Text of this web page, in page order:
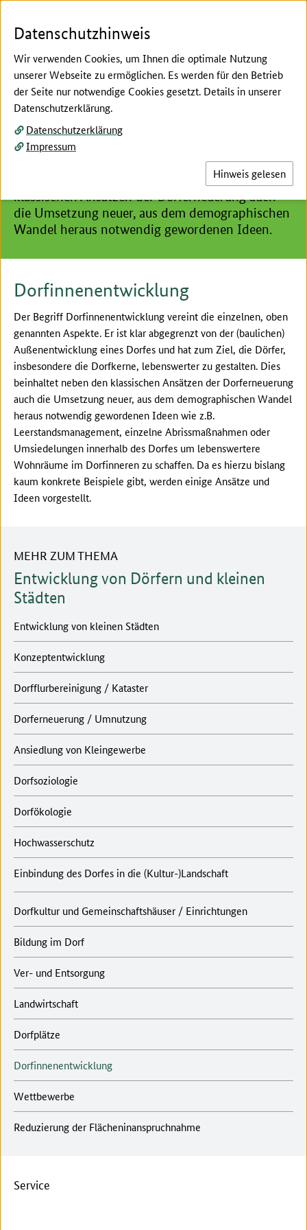
Menü
Hier beginnt der Hauptinhalt dieser Seite
Dorfinnenentwicklung
Entwicklung von Dörfern und kleinen Städten
Dorfinnenentwicklung beinhaltet neben den
klassischen Ansätzen der Dorferneuerung auch
die Umsetzung neuer, aus dem demographischen
Wandel heraus notwendig gewordenen Ideen.
Dorfinnenentwicklung
Der Begriff Dorfinnenentwicklung vereint die einzelnen, oben
genannten Aspekte. Er ist klar abgegrenzt von der (baulichen)
Außenentwicklung eines Dorfes und hat zum Ziel, die Dörfer,
insbesondere die Dorfkerne, lebenswerter zu gestalten. Dies
beinhaltet neben den klassischen Ansätzen der Dorferneuerung
auch die Umsetzung neuer, aus dem demographischen Wandel
heraus notwendig gewordenen Ideen wie z.B.
Leerstandsmanagement, einzelne Abrissmaßnahmen oder
Umsiedelungen innerhalb des Dorfes um lebenswertere
Wohnräume im Dorfinneren zu schaffen. Da es hierzu bislang
kaum konkrete Beispiele gibt, werden einige Ansätze und
Ideen vorgestellt.
MEHR ZUM THEMA
Entwicklung von Dörfern und kleinen
Städten
Entwicklung von kleinen Städten
Konzeptentwicklung
Dorfflurbereinigung / Kataster
Dorferneuerung / Umnutzung
Ansiedlung von Kleingewerbe
Dorfsoziologie
Dorfökologie
Hochwasserschutz
Einbindung des Dorfes in die (Kultur-)Landschaft
Dorfkultur und Gemeinschaftshäuser / Einrichtungen
Bildung im Dorf
Ver- und Entsorgung
Landwirtschaft
Dorfplätze
Dorfinnenentwicklung
Wettbewerbe
Reduzierung der Flächeninanspruchnahme
Service
Datenschutzhinweis
Wir verwenden Cookies, um Ihnen die optimale Nutzung
unserer Webseite zu ermöglichen. Es werden für den Betrieb
der Seite nur notwendige Cookies gesetzt. Details in unserer
Datenschutzerklärung.
Datenschutzerklärung
Impressum
Hinweis gelesen